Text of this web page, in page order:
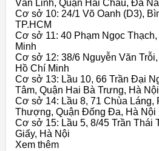
Văn Linh, Quận Hải Châu, Đà
Cơ sở 10: 24/1 Võ Oanh (D3),
TP.HCM
Cơ sở 11: 40 Phạm Ngọc
Minh
Cơ sở 12: 38/6 Nguyễn Văn
Hồ Chí Minh
Cơ sở 13: Lầu 10, 66 Trần Đại
Tâm, Quận Hai Bà Trưng, Hà Nội
Cơ sở 14: Lầu 8, 71 Chùa Láng,
Thượng, Quận Đống Đa, Hà Nội
Cơ sở 15: Lầu 5, 8/45 Trần Thái
Giấy, Hà Nội
Xem thêm